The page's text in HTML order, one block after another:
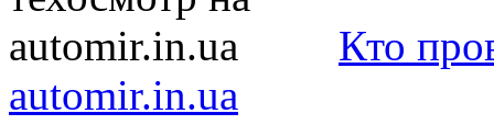
Кто
automir.in.ua